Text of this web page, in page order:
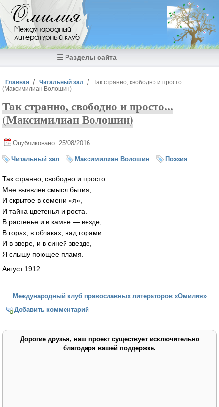
Перейти к основному содержанию
Омилия
Международный
литературный клуб
☰ Разделы сайта
Вы здесь
Главная Читальный зал
Так странно, свободно и просто...
(Максимилиан Волошин)
Так странно, свободно и просто...
(Максимилиан Волошин)
Опубликовано: 25/08/2016
Читальный зал Максимилиан Волошин Поэзия
Так странно, свободно и просто
Мне выявлен смысл бытия,
И скрытое в семени «я»,
И тайна цветенья и роста.
В растенье и в камне — везде,
В горах, в облаках, над горами
И в звере, и в синей звезде,
Я слышу поющее пламя.
Август 1912
Международный клуб православных литераторов «Омилия»
Добавить комментарий
Дорогие друзья, наш проект существует исключительно
благодаря вашей поддержке.